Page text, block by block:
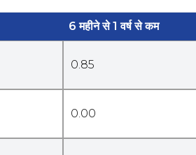
6 महीने से 1 वर्ष से कम
0.85
0.00